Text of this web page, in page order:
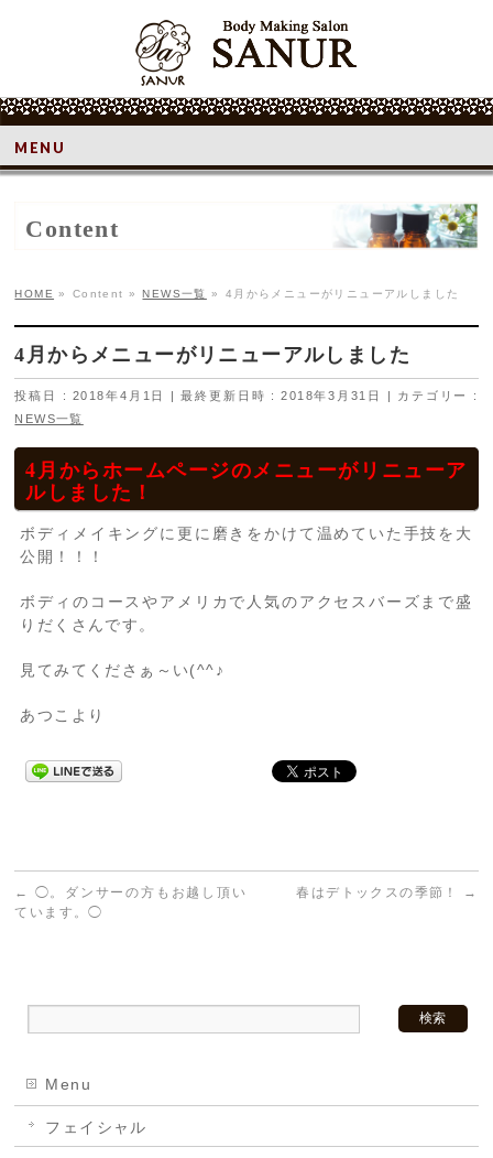
MENU
Content
HOME » Content » NEWS一覧 » 4月からメニューがリニューアルしました
4月からメニューがリニューアルしました
投稿日 : 2018年4月1日 最終更新日時 : 2018年3月31日
カテゴリー :
NEWS一覧
4月からホームページのメニューがリニューア
ルしました！
ボディメイキングに更に磨きをかけて温めていた手技を大
公開！！！
ボディのコースやアメリカで人気のアクセスバーズまで盛
りだくさんです。
見てみてくださぁ～い(^^♪
あつこより
←
◯。ダンサーの方もお越し頂い
ています。◯
春はデトックスの季節！ →
Menu
フェイシャル